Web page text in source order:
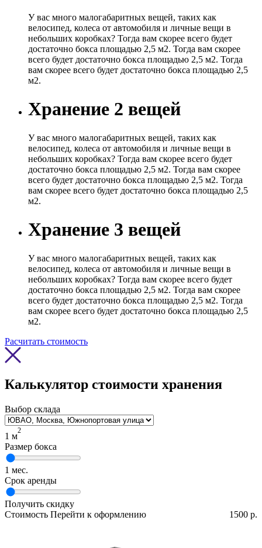
У вас много малогабаритных вещей, таких как
велосипед, колеса от автомобиля и личные вещи в
небольших коробках? Тогда вам скорее всего будет
достаточно бокса площадью 2,5 м2. Тогда вам скорее
всего будет достаточно бокса площадью 2,5 м2. Тогда
вам скорее всего будет достаточно бокса площадью 2,5
м2.
Хранение 2 вещей
У вас много малогабаритных вещей, таких как
велосипед, колеса от автомобиля и личные вещи в
небольших коробках? Тогда вам скорее всего будет
достаточно бокса площадью 2,5 м2. Тогда вам скорее
всего будет достаточно бокса площадью 2,5 м2. Тогда
вам скорее всего будет достаточно бокса площадью 2,5
м2.
Хранение 3 вещей
У вас много малогабаритных вещей, таких как
велосипед, колеса от автомобиля и личные вещи в
небольших коробках? Тогда вам скорее всего будет
достаточно бокса площадью 2,5 м2. Тогда вам скорее
всего будет достаточно бокса площадью 2,5 м2. Тогда
вам скорее всего будет достаточно бокса площадью 2,5
м2.
Расчитать стоимость
Калькулятор стоимости хранения
Выбор склада
1 м
2
Размер бокса
1 мес.
Срок аренды
Получить скидку
Стоимость
1500 р.
Перейти к оформлению